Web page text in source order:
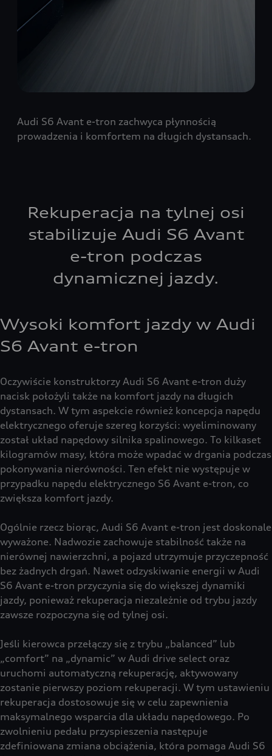
Audi S6 Avant e-tron zachwyca płynnością
prowadzenia i komfortem na długich dystansach.
Rekuperacja na tylnej osi
stabilizuje Audi S6 Avant
e-tron podczas
dynamicznej jazdy.
Wysoki komfort jazdy w Audi
S6 Avant e-tron
Oczywiście konstruktorzy Audi S6 Avant e-tron duży
nacisk położyli także na komfort jazdy na długich
dystansach. W tym aspekcie również koncepcja napędu
elektrycznego oferuje szereg korzyści: wyeliminowany
został układ napędowy silnika spalinowego. To kilkaset
kilogramów masy, która może wpadać w drgania podczas
pokonywania nierówności. Ten efekt nie występuje w
przypadku napędu elektrycznego S6 Avant e-tron, co
zwiększa komfort jazdy.
Ogólnie rzecz biorąc, Audi S6 Avant e-tron jest doskonale
wyważone. Nadwozie zachowuje stabilność także na
nierównej nawierzchni, a pojazd utrzymuje przyczepność
bez żadnych drgań. Nawet odzyskiwanie energii w Audi
S6 Avant e-tron przyczynia się do większej dynamiki
jazdy, ponieważ rekuperacja niezależnie od trybu jazdy
zawsze rozpoczyna się od tylnej osi.
Jeśli kierowca przełączy się z trybu „balanced” lub
„comfort” na „dynamic” w Audi drive select oraz
uruchomi automatyczną rekuperację, aktywowany
zostanie pierwszy poziom rekuperacji. W tym ustawieniu
rekuperacja dostosowuje się w celu zapewnienia
maksymalnego wsparcia dla układu napędowego. Po
zwolnieniu pedału przyspieszenia następuje
zdefiniowana zmiana obciążenia, która pomaga Audi S6